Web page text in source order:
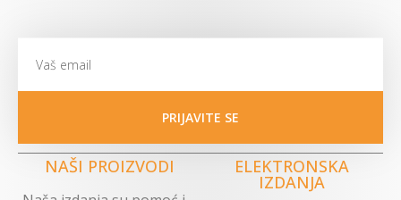
PRIJAVITE SE
NAŠI PROIZVODI ELEKTRONSKA
IZDANJA